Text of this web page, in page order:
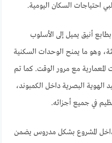
احتياجات السكان اليومية.
أنيق يميل إلى الأسلوب
وهو ما يمنح الوحدات السكنية
المعمارية مع مرور الوقت. كما تم
الهوية البصرية داخل الكمبوند،
في جميع أجزائه.
المشروع بشكل مدروس يضمن